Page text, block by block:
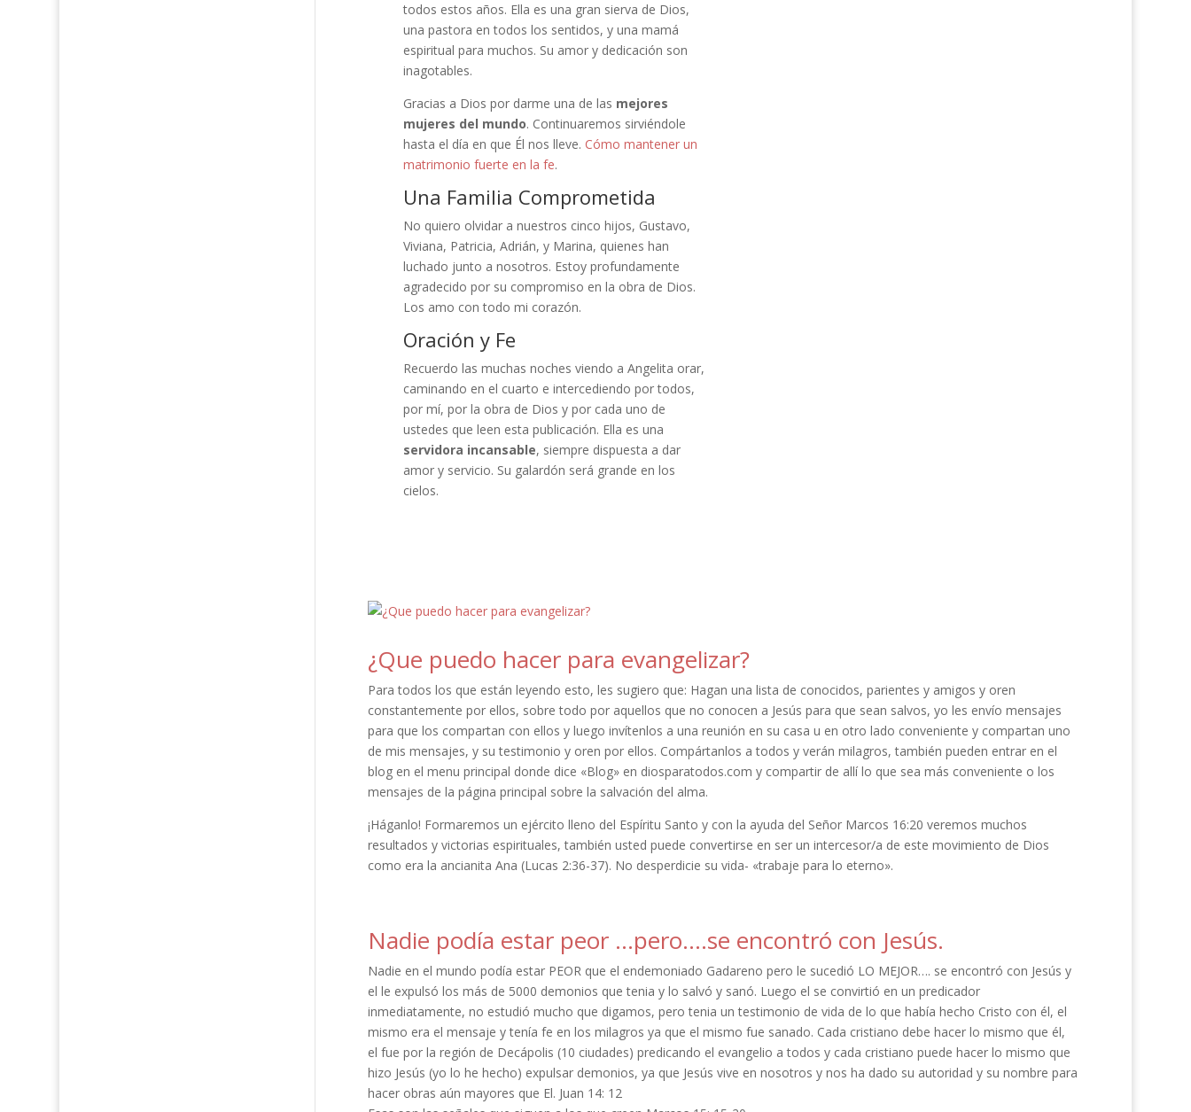
todos estos años. Ella es una gran sierva de Dios,
una pastora en todos los sentidos, y una mamá
espiritual para muchos. Su amor y dedicación son
inagotables.
Gracias a Dios por darme una de las mejores
mujeres del mundo. Continuaremos sirviéndole
hasta el día en que Él nos lleve. Cómo mantener un
matrimonio fuerte en la fe.
Una Familia Comprometida
No quiero olvidar a nuestros cinco hijos, Gustavo,
Viviana, Patricia, Adrián, y Marina, quienes han
luchado junto a nosotros. Estoy profundamente
agradecido por su compromiso en la obra de Dios.
Los amo con todo mi corazón.
Oración y Fe
Recuerdo las muchas noches viendo a Angelita orar,
caminando en el cuarto e intercediendo por todos,
por mí, por la obra de Dios y por cada uno de
ustedes que leen esta publicación. Ella es una
servidora incansable, siempre dispuesta a dar
amor y servicio. Su galardón será grande en los
cielos.
¿Que puedo hacer para evangelizar?
Para todos los que están leyendo esto, les sugiero que: Hagan una lista de conocidos, parientes y amigos y oren
constantemente por ellos, sobre todo por aquellos que no conocen a Jesús para que sean salvos, yo les envío mensajes
para que los compartan con ellos y luego invítenlos a una reunión en su casa u en otro lado conveniente y compartan uno
de mis mensajes, y su testimonio y oren por ellos. Compártanlos a todos y verán milagros, también pueden entrar en el
blog en el menu principal donde dice «Blog» en diosparatodos.com y compartir de allí lo que sea más conveniente o los
mensajes de la página principal sobre la salvación del alma.
¡Háganlo! Formaremos un ejército lleno del Espíritu Santo y con la ayuda del Señor Marcos 16:20 veremos muchos
resultados y victorias espirituales, también usted puede convertirse en ser un intercesor/a de este movimiento de Dios
como era la ancianita Ana (Lucas 2:36-37). No desperdicie su vida- «trabaje para lo eterno».
Nadie podía estar peor …pero….se encontró con Jesús.
Nadie en el mundo podía estar PEOR que el endemoniado Gadareno pero le sucedió LO MEJOR…. se encontró con Jesús y
el le expulsó los más de 5000 demonios que tenia y lo salvó y sanó. Luego el se convirtió en un predicador
inmediatamente, no estudió mucho que digamos, pero tenia un testimonio de vida de lo que había hecho Cristo con él, el
mismo era el mensaje y tenía fe en los milagros ya que el mismo fue sanado. Cada cristiano debe hacer lo mismo que él,
el fue por la región de Decápolis (10 ciudades) predicando el evangelio a todos y cada cristiano puede hacer lo mismo que
hizo Jesús (yo lo he hecho) expulsar demonios, ya que Jesús vive en nosotros y nos ha dado su autoridad y su nombre para
hacer obras aún mayores que El. Juan 14: 12